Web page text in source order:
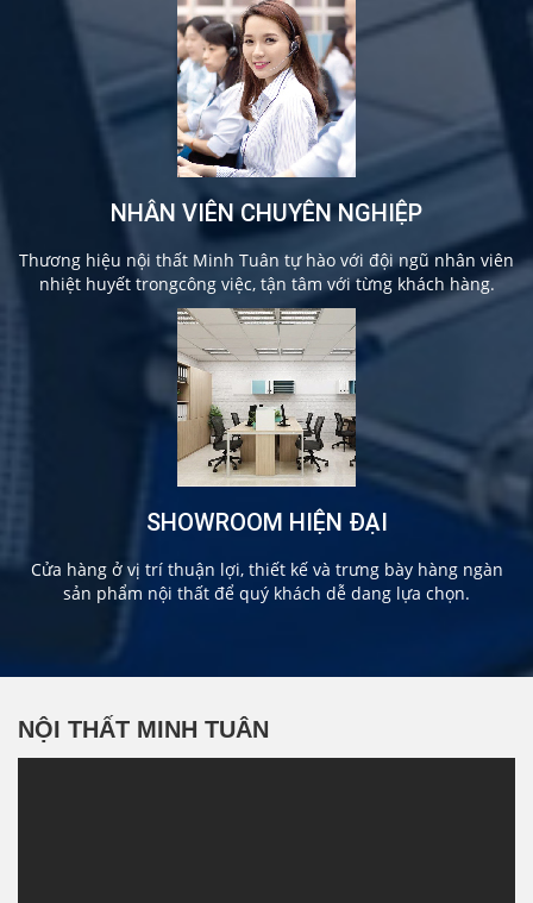
NHÂN VIÊN CHUYÊN NGHIỆP
Thương hiệu nội thất Minh Tuân tự hào với đội ngũ nhân viên
nhiệt huyết trongcông việc, tận tâm với từng khách hàng.
SHOWROOM HIỆN ĐẠI
Cửa hàng ở vị trí thuận lợi, thiết kế và trưng bày hàng ngàn
sản phẩm nội thất để quý khách dễ dang lựa chọn.
NỘI THẤT MINH TUÂN